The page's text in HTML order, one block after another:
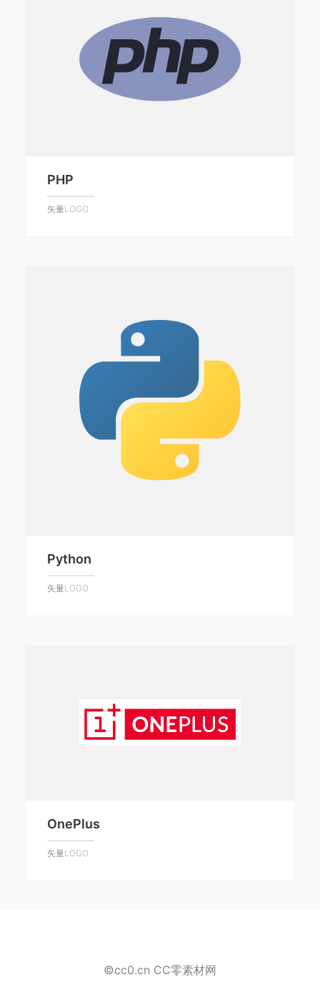
PHP
矢量LOGO
Python
矢量LOGO
OnePlus
矢量LOGO
©cc0.cn CC零素材网